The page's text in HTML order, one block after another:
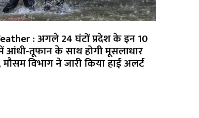
: अगले 24 घंटों प्रदेश के इन 10
आंधी-तूफान के साथ होगी मूसलाधार
मौसम विभाग ने जारी किया हाई अलर्ट